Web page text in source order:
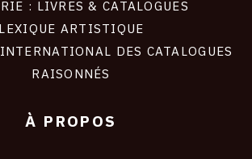
: LIVRES & CATALOGUES
LEXIQUE ARTISTIQUE
DES CATALOGUES
RAISONNÉS
À PROPOS